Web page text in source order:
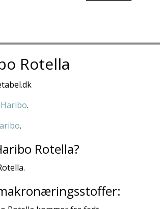
Rotella
Haribo.
.
Rotella?